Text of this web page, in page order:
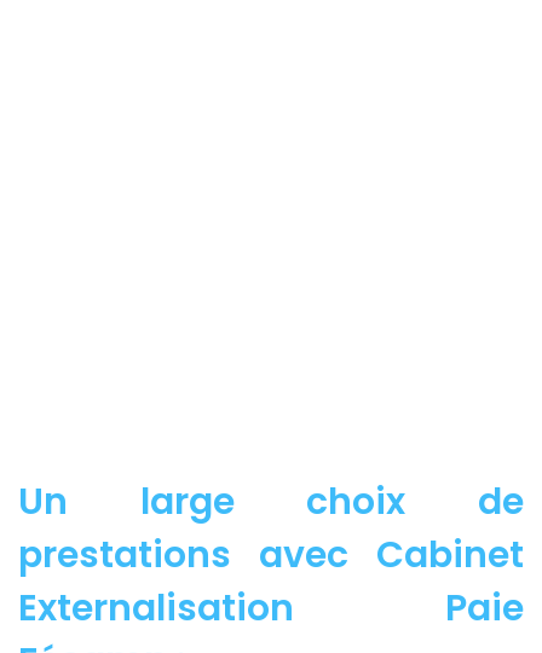
Un large choix de
prestations avec Cabinet
Externalisation Paie